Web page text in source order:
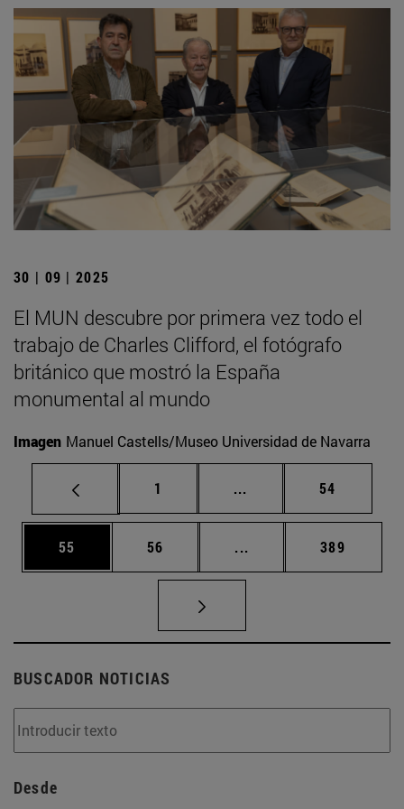
30 | 09 | 2025
El MUN descubre por primera vez todo el
trabajo de Charles Clifford, el fotógrafo
británico que mostró la España
monumental al mundo
Imagen Manuel Castells/Museo Universidad de Navarra
Página
1 ... Páginas intermedias
Página
54
Página
55 Página
56 ... Páginas intermedias
Página
389
BUSCADOR NOTICIAS
Desde